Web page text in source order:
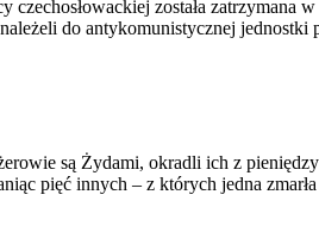
została zatrzymana
do antykomunistycznej
są Żydami, okradli ich z
pięć innych – z których jedna